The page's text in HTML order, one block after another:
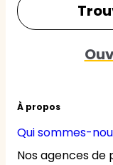
À propos
Qui sommes-
Nos agences de